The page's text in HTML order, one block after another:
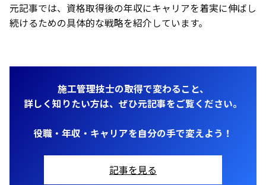
元記事では、資格取得後の年収にキャリアを着実に伸ばし
続けるための具体的な戦略を紹介しています。
施工管理技士の取得で変わること、
詳しく知りたい方は、ぜひ元記事をご覧ください。
役職・年収・キャリアを自分の手で変えよう！
記事を見る